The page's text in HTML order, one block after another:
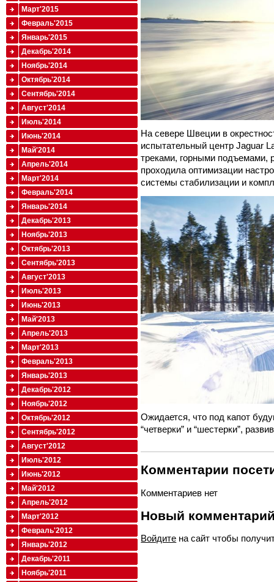
На севере Швеции в
испытательный центр Jaguar
треками, горными подъемами,
проходила оптимизации
системы стабилизации и
Ожидается, что под капот
“четверки” и “шестерки”,
Комментарии
Комментариев нет
Новый
Войдите на сайт чтобы
Март'2015
Февраль'2015
Январь'2015
Декабрь'2014
Ноябрь'2014
Октябрь'2014
Сентябрь'2014
Август'2014
Июль'2014
Июнь'2014
Май'2014
Апрель'2014
Март'2014
Февраль'2014
Январь'2014
Декабрь'2013
Ноябрь'2013
Октябрь'2013
Сентябрь'2013
Август'2013
Июль'2013
Июнь'2013
Май'2013
Апрель'2013
Март'2013
Февраль'2013
Январь'2013
Декабрь'2012
Ноябрь'2012
Октябрь'2012
Сентябрь'2012
Август'2012
Июль'2012
Июнь'2012
Май'2012
Апрель'2012
Март'2012
Февраль'2012
Январь'2012
Декабрь'2011
Ноябрь'2011